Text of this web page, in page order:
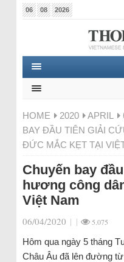
06 08 2026
HOME 2020 APRIL
BAY ĐẦU TIÊN GIẢI
ĐỨC MẮC KẸT TẠI
Chuyến bay
hương công
Việt Nam
06/04/2020 | | 5.075
Hôm qua ngày 5 tháng
Châu Âu đã lên đường